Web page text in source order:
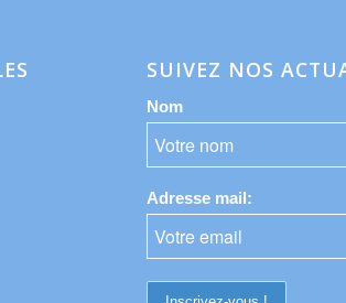
SUIVEZ NOS
Nom
Adresse mail: